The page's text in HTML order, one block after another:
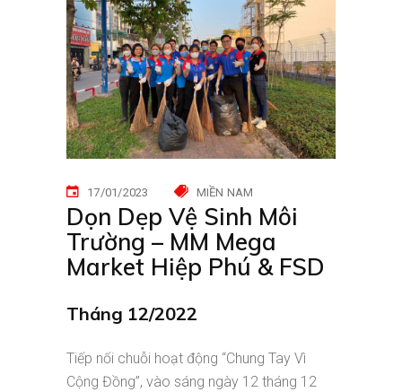
17/01/2023 MIỀN NAM
Dọn Dẹp Vệ Sinh Môi
Trường – MM Mega
Market Hiệp Phú & FSD
Tháng 12/2022
Tiếp nối chuỗi hoạt động “Chung Tay Vì
Cộng Đồng”, vào sáng ngày 12 tháng 12